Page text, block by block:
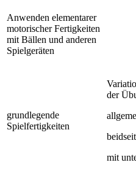
Anwenden elementarer
motorischer Fertigkeiten
mit Bällen und anderen
Spielgeräten
grundlegende
Spielfertigkeiten
der
mit